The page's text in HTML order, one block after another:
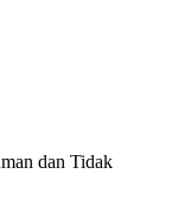
dan Tidak